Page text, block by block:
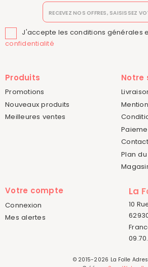
J'accepte les conditions générales
confidentialité
Produits
Promotions
Nouveaux produits
Meilleures ventes
Notre
Plan
Votre compte
Connexion
Mes alertes
La
10
© 2015-2026 La Folle